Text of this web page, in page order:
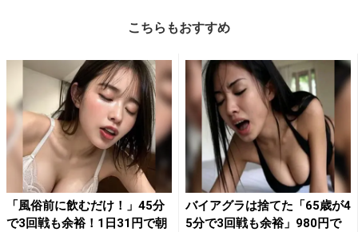
こちらもおすすめ
「風俗前に飲むだけ！」45分
で3回戦も余裕！1日31円で朝
バイアグラは捨てた「65歳が4
5分で3回戦も余裕」980円で